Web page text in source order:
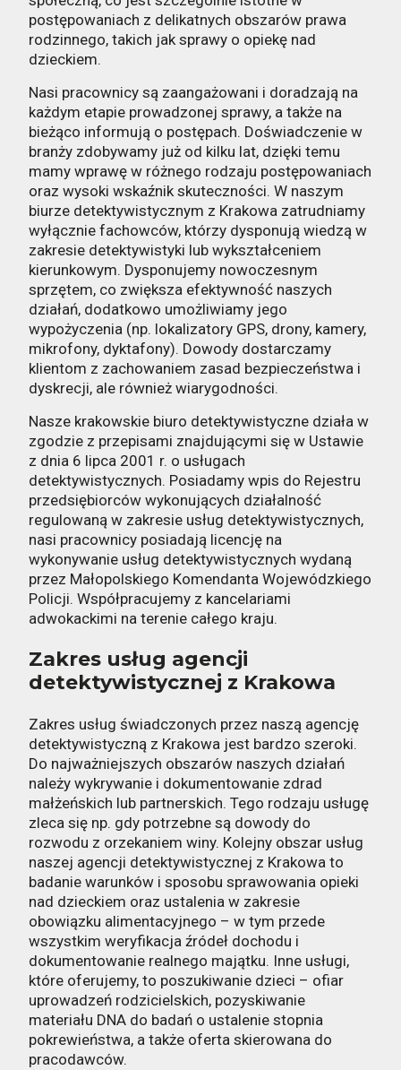
postępowaniach z delikatnych obszarów prawa
rodzinnego, takich jak sprawy o opiekę nad
dzieckiem.
Nasi pracownicy są zaangażowani i doradzają na
każdym etapie prowadzonej sprawy, a także na
bieżąco informują o postępach. Doświadczenie w
branży zdobywamy już od kilku lat, dzięki temu
mamy wprawę w różnego rodzaju postępowaniach
oraz wysoki wskaźnik skuteczności. W naszym
biurze detektywistycznym z Krakowa zatrudniamy
wyłącznie fachowców, którzy dysponują wiedzą w
zakresie detektywistyki lub wykształceniem
kierunkowym. Dysponujemy nowoczesnym
sprzętem, co zwiększa efektywność naszych
działań, dodatkowo umożliwiamy jego
wypożyczenia (np. lokalizatory GPS, drony, kamery,
mikrofony, dyktafony). Dowody dostarczamy
klientom z zachowaniem zasad bezpieczeństwa i
dyskrecji, ale również wiarygodności.
Nasze krakowskie biuro detektywistyczne działa w
zgodzie z przepisami znajdującymi się w Ustawie
z dnia 6 lipca 2001 r. o usługach
detektywistycznych. Posiadamy wpis do Rejestru
przedsiębiorców wykonujących działalność
regulowaną w zakresie usług detektywistycznych,
nasi pracownicy posiadają licencję na
wykonywanie usług detektywistycznych wydaną
przez Małopolskiego Komendanta Wojewódzkiego
Policji. Współpracujemy z kancelariami
adwokackimi na terenie całego kraju.
Zakres usług agencji
detektywistycznej z Krakowa
Zakres usług świadczonych przez naszą agencję
detektywistyczną z Krakowa jest bardzo szeroki.
Do najważniejszych obszarów naszych działań
należy wykrywanie i dokumentowanie zdrad
małżeńskich lub partnerskich. Tego rodzaju usługę
zleca się np. gdy potrzebne są dowody do
rozwodu z orzekaniem winy. Kolejny obszar usług
naszej agencji detektywistycznej z Krakowa to
badanie warunków i sposobu sprawowania opieki
nad dzieckiem oraz ustalenia w zakresie
obowiązku alimentacyjnego – w tym przede
wszystkim weryfikacja źródeł dochodu i
dokumentowanie realnego majątku. Inne usługi,
które oferujemy, to poszukiwanie dzieci – ofiar
uprowadzeń rodzicielskich, pozyskiwanie
materiału DNA do badań o ustalenie stopnia
pokrewieństwa, a także oferta skierowana do
pracodawców.